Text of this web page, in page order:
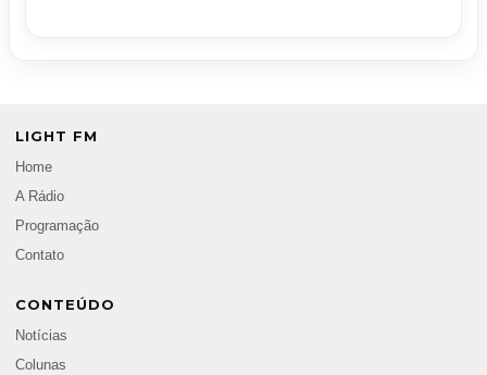
LIGHT FM
Home
A Rádio
Programação
Contato
CONTEÚDO
Notícias
Colunas